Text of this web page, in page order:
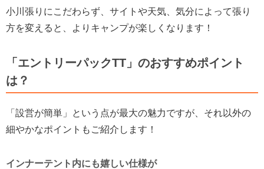
小川張りにこだわらず、サイトや天気、気分によって張り
方を変えると、よりキャンプが楽しくなります！
「エントリーパックTT」のおすすめポイント
は？
「設営が簡単」という点が最大の魅力ですが、それ以外の
細やかなポイントもご紹介します！
インナーテント内にも嬉しい仕様が